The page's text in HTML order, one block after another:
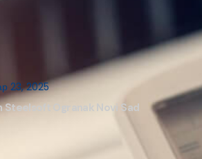
23, 2025
Steelsoft Ogranak Novi Sad